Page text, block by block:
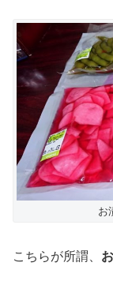
お
こちらが所謂、